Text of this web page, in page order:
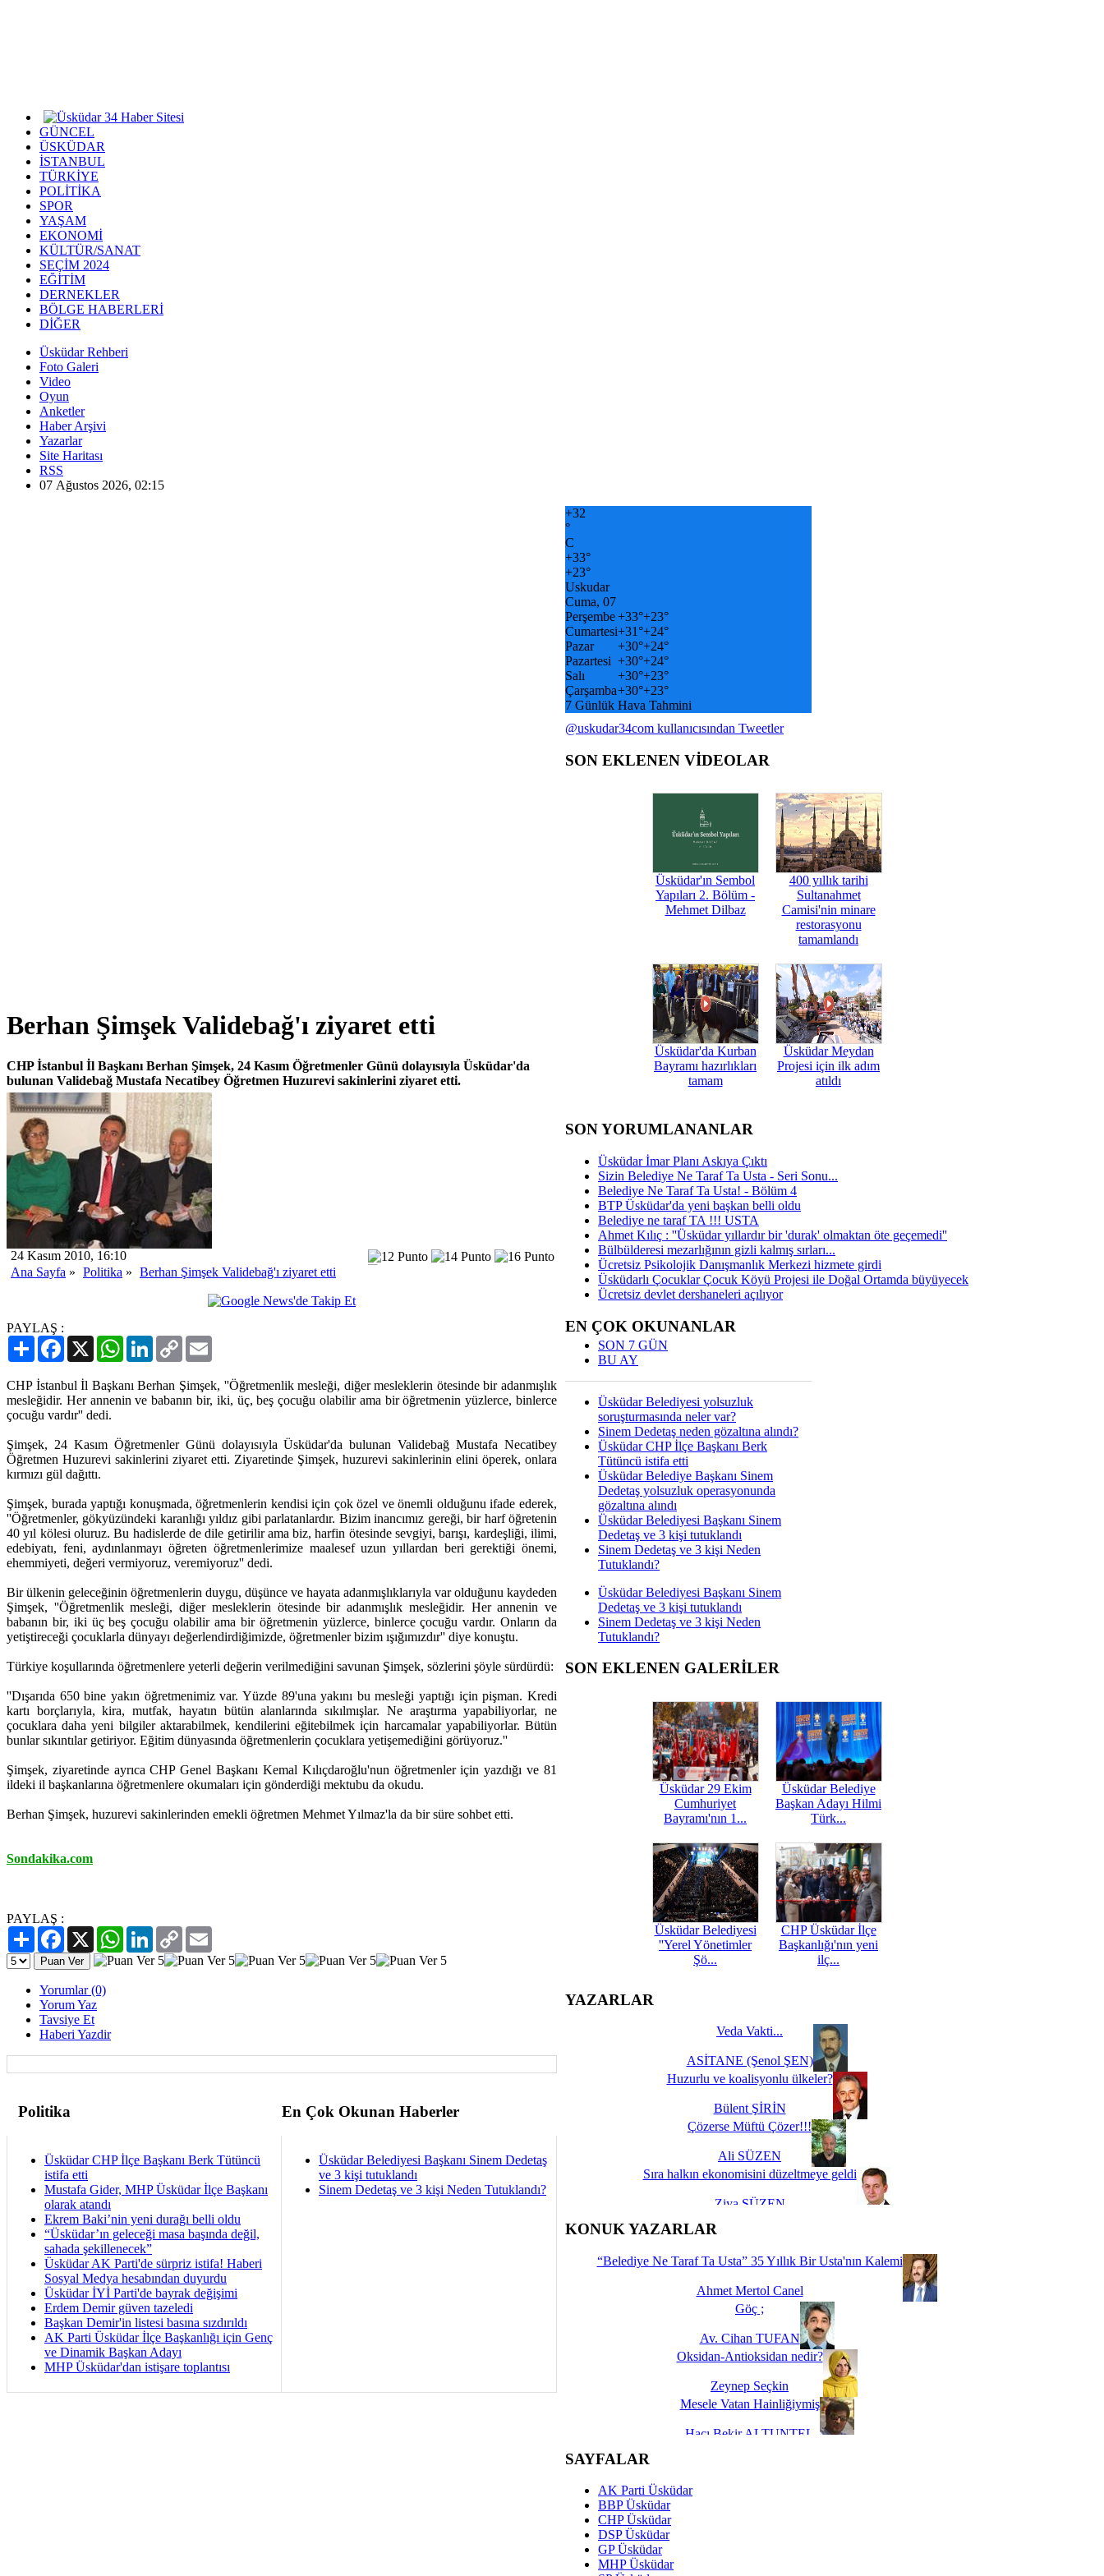
GÜNCEL
ÜSKÜDAR
İSTANBUL
TÜRKİYE
POLİTİKA
SPOR
YAŞAM
EKONOMİ
KÜLTÜR/SANAT
SEÇİM 2024
EĞİTİM
DERNEKLER
BÖLGE HABERLERİ
DİĞER
Üsküdar Rehberi
Foto Galeri
Video
Oyun
Anketler
Haber Arşivi
Yazarlar
Site Haritası
RSS
07 Ağustos 2026, 02:15
Berhan Şimşek Validebağ'ı ziyaret etti
CHP İstanbul İl Başkanı Berhan Şimşek, 24 Kasım Öğretmenler Günü dolayısıyla Üsküdar'da
bulunan Validebağ Mustafa Necatibey Öğretmen Huzurevi sakinlerini ziyaret etti.
24 Kasım 2010, 16:10
Ana Sayfa » Politika » Berhan Şimşek Validebağ'ı ziyaret etti
PAYLAŞ :
PaylaşFacebook
X WhatsAppLinkedIn
Copy
Link
CHP İstanbul İl Başkanı Berhan Şimşek, ''Öğretmenlik mesleği, diğer mesleklerin ötesinde bir adanmışlık
mesleğidir. Her annenin ve babanın bir, iki, üç, beş çocuğu olabilir ama bir öğretmenin yüzlerce, binlerce
çocuğu vardır'' dedi.
Şimşek, 24 Kasım Öğretmenler Günü dolayısıyla Üsküdar'da bulunan Validebağ Mustafa Necatibey
Öğretmen Huzurevi sakinlerini ziyaret etti. Ziyaretinde Şimşek, huzurevi sakinlerinin elini öperek, onlara
kırmızı gül dağıttı.
Şimşek, burada yaptığı konuşmada, öğretmenlerin kendisi için çok özel ve önemli olduğunu ifade ederek,
''Öğretmenler, gökyüzündeki karanlığı yıldız gibi parlatanlardır. Bizim inancımız gereği, bir harf öğretenin
40 yıl kölesi oluruz. Bu hadislerde de dile getirilir ama biz, harfin ötesinde sevgiyi, barışı, kardeşliği, ilimi,
edebiyatı, feni, aydınlanmayı öğreten öğretmenlerimize maalesef uzun yıllardan beri gerektiği önemi,
ehemmiyeti, değeri vermiyoruz, veremiyoruz'' dedi.
Bir ülkenin geleceğinin öğretmenlerin duygu, düşünce ve hayata adanmışlıklarıyla var olduğunu kaydeden
Şimşek, ''Öğretmenlik mesleği, diğer mesleklerin ötesinde bir adanmışlık mesleğidir. Her annenin ve
babanın bir, iki üç beş çocuğu olabilir ama bir öğretmenin yüzlerce, binlerce çocuğu vardır. Onların da
yetiştireceği çocuklarla dünyayı değerlendirdiğimizde, öğretmenler bizim ışığımızdır'' diye konuştu.
Türkiye koşullarında öğretmenlere yeterli değerin verilmediğini savunan Şimşek, sözlerini şöyle sürdürdü:
''Dışarıda 650 bine yakın öğretmenimiz var. Yüzde 89'una yakını bu mesleği yaptığı için pişman. Kredi
kartı borçlarıyla, kira, mutfak, hayatın bütün alanlarında sıkılmışlar. Ne araştırma yapabiliyorlar, ne
çocuklara daha yeni bilgiler aktarabilmek, kendilerini eğitebilmek için harcamalar yapabiliyorlar. Bütün
bunlar sıkıntılar getiriyor. Eğitim dünyasında öğretmenlerin çocuklara yetişemediğini görüyoruz.''
Şimşek, ziyaretinde ayrıca CHP Genel Başkanı Kemal Kılıçdaroğlu'nun öğretmenler için yazdığı ve 81
ildeki il başkanlarına öğretmenlere okumaları için gönderdiği mektubu da okudu.
Berhan Şimşek, huzurevi sakinlerinden emekli öğretmen Mehmet Yılmaz'la da bir süre sohbet etti.
Sondakika.com
PAYLAŞ :
PaylaşFacebook
X WhatsAppLinkedIn
Copy
Link
Yorumlar (0)
Yorum Yaz
Tavsiye Et
Haberi Yazdir
Politika En Çok Okunan Haberler
Üsküdar CHP İlçe Başkanı Berk Tütüncü
istifa etti
Mustafa Gider, MHP Üsküdar İlçe Başkanı
olarak atandı
Ekrem Baki’nin yeni durağı belli oldu
“Üsküdar’ın geleceği masa başında değil,
sahada şekillenecek”
Üsküdar AK Parti'de sürpriz istifa! Haberi
Sosyal Medya hesabından duyurdu
Üsküdar İYİ Parti'de bayrak değişimi
Erdem Demir güven tazeledi
Başkan Demir'in listesi basına sızdırıldı
AK Parti Üsküdar İlçe Başkanlığı için Genç
ve Dinamik Başkan Adayı
MHP Üsküdar'dan istişare toplantısı
Üsküdar Belediyesi Başkanı Sinem Dedetaş
ve 3 kişi tutuklandı
Sinem Dedetaş ve 3 kişi Neden Tutuklandı?
+32
°
C
+33°
+23°
Uskudar
Cuma, 07
Perşembe+33°+23°
Cumartesi+31°+24°
Pazar
+30°+24°
Pazartesi +30°+24°
Salı
+30°+23°
Çarşamba+30°+23°
7 Günlük Hava Tahmini
@uskudar34com kullanıcısından Tweetler
SON EKLENEN VİDEOLAR
Üsküdar'ın Sembol
Yapıları 2. Bölüm -
Mehmet Dilbaz
400 yıllık tarihi
Sultanahmet
Camisi'nin minare
restorasyonu
tamamlandı
Üsküdar'da Kurban
Bayramı hazırlıkları
tamam
Üsküdar Meydan
Projesi için ilk adım
atıldı
SON YORUMLANANLAR
Üsküdar İmar Planı Askıya Çıktı
Sizin Belediye Ne Taraf Ta Usta - Seri Sonu...
Belediye Ne Taraf Ta Usta! - Bölüm 4
BTP Üsküdar'da yeni başkan belli oldu
Belediye ne taraf TA !!! USTA
Ahmet Kılıç : ''Üsküdar yıllardır bir 'durak' olmaktan öte geçemedi''
Bülbülderesi mezarlığının gizli kalmış sırları...
Ücretsiz Psikolojik Danışmanlık Merkezi hizmete girdi
Üsküdarlı Çocuklar Çocuk Köyü Projesi ile Doğal Ortamda büyüyecek
Ücretsiz devlet dershaneleri açılıyor
EN ÇOK OKUNANLAR
SON 7 GÜN
BU AY
Üsküdar Belediyesi yolsuzluk
soruşturmasında neler var?
Sinem Dedetaş neden gözaltına alındı?
Üsküdar CHP İlçe Başkanı Berk
Tütüncü istifa etti
Üsküdar Belediye Başkanı Sinem
Dedetaş yolsuzluk operasyonunda
gözaltına alındı
Üsküdar Belediyesi Başkanı Sinem
Dedetaş ve 3 kişi tutuklandı
Sinem Dedetaş ve 3 kişi Neden
Tutuklandı?
Üsküdar Belediyesi Başkanı Sinem
Dedetaş ve 3 kişi tutuklandı
Sinem Dedetaş ve 3 kişi Neden
Tutuklandı?
SON EKLENEN GALERİLER
Üsküdar 29 Ekim
Cumhuriyet
Bayramı'nın 1...
Üsküdar Belediye
Başkan Adayı Hilmi
Türk...
Üsküdar Belediyesi
''Yerel Yönetimler
Şö...
CHP Üsküdar İlçe
Başkanlığı'nın yeni
ilç...
YAZARLAR
Veda Vakti...
ASİTANE (Şenol ŞEN)
Huzurlu ve koalisyonlu ülkeler?
Bülent ŞİRİN
Çözerse Müftü Çözer!!!
Ali SÜZEN
Sıra halkın ekonomisini düzeltmeye geldi
Ziya SÜZEN
İşte Biz buyuz...
KONUK YAZARLAR
“Belediye Ne Taraf Ta Usta” 35 Yıllık Bir Usta'nın Kalemi
Ahmet Mertol Canel
Göç ;
Av. Cihan TUFAN
Oksidan-Antioksidan nedir?
Zeynep Seçkin
Mesele Vatan Hainliğiymiş
Hacı Bekir ALTUNTEL
Dünya Fani, Ama Kısa Bir Süre De Olsa Burdayız
Hukukun Adaleti Kalmadı Üstadım!
SAYFALAR
AK Parti Üsküdar
BBP Üsküdar
CHP Üsküdar
DSP Üsküdar
GP Üsküdar
MHP Üsküdar